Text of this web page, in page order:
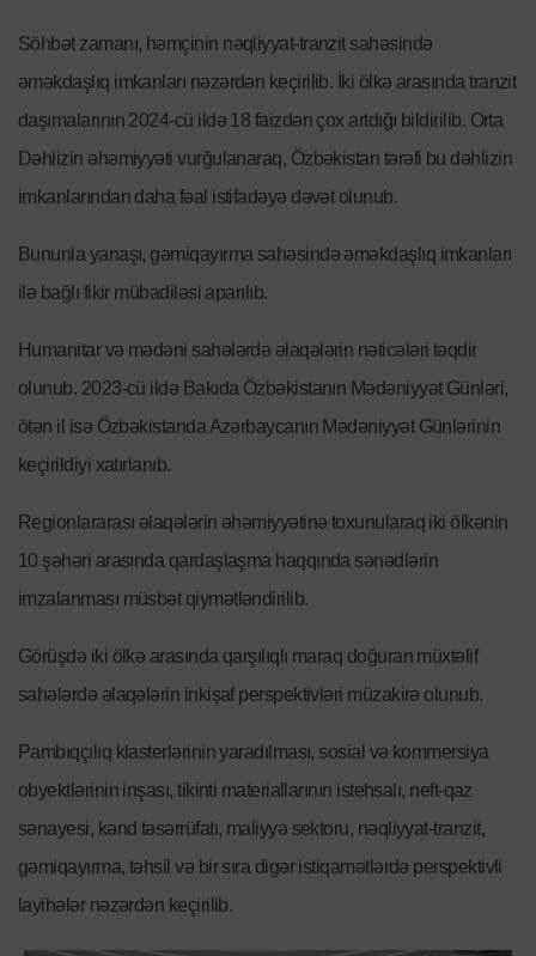
Söhbət zamanı, həmçinin nəqliyyat-tranzit sahəsində
əməkdaşlıq imkanları nəzərdən keçirilib. İki ölkə arasında tranzit
daşımalarının 2024-cü ildə 18 faizdən çox artdığı bildirilib. Orta
Dəhlizin əhəmiyyəti vurğulanaraq, Özbəkistan tərəfi bu dəhlizin
imkanlarından daha fəal istifadəyə dəvət olunub.
Bununla yanaşı, gəmiqayırma sahəsində əməkdaşlıq imkanları
ilə bağlı fikir mübadiləsi aparılıb.
Humanitar və mədəni sahələrdə əlaqələrin nəticələri təqdir
olunub. 2023-cü ildə Bakıda Özbəkistanın Mədəniyyət Günləri,
ötən il isə Özbəkistanda Azərbaycanın Mədəniyyət Günlərinin
keçirildiyi xatırlanıb.
Regionlararası əlaqələrin əhəmiyyətinə toxunularaq iki ölkənin
10 şəhəri arasında qardaşlaşma haqqında sənədlərin
imzalanması müsbət qiymətləndirilib.
Görüşdə iki ölkə arasında qarşılıqlı maraq doğuran müxtəlif
sahələrdə əlaqələrin inkişaf perspektivləri müzakirə olunub.
Pambıqçılıq klasterlərinin yaradılması, sosial və kommersiya
obyektlərinin inşası, tikinti materiallarının istehsalı, neft-qaz
sənayesi, kənd təsərrüfatı, maliyyə sektoru, nəqliyyat-tranzit,
gəmiqayırma, təhsil və bir sıra digər istiqamətlərdə perspektivli
layihələr nəzərdən keçirilib.